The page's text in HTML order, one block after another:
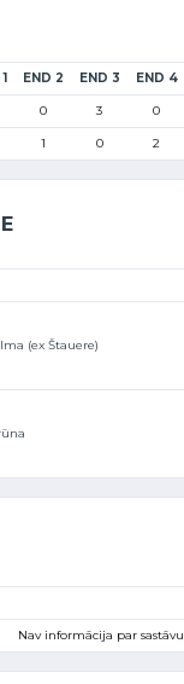
END 2 END 3 END 4
0 3 0
1 0 2
(ex Štauere)
Nav informācija par sastāvu